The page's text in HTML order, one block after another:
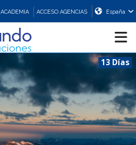
ACADEMIA ACCESO AGENCIAS España
CRUCEROS
EUROPA
ASIA
13 Días